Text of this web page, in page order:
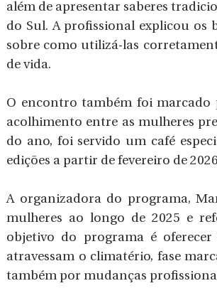
além de apresentar saberes
do Sul. A profissional explicou os
sobre como utilizá-las
de vida.
O encontro também foi marcado
acolhimento entre as mulheres
do ano, foi servido um café
edições a partir de fevereiro de
A organizadora do programa,
mulheres ao longo de 2025 e
objetivo do programa é
atravessam o climatério, fase
também por mudanças